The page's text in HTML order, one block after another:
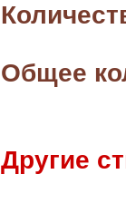
Общее
Другие